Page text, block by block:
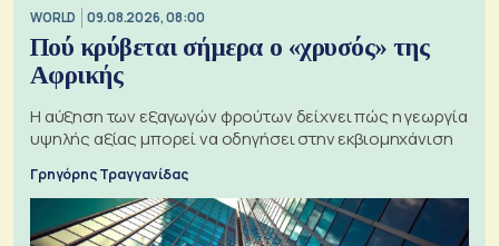
WORLD 09.08.2026, 08:00
Πού κρύβεται σήμερα ο «χρυσός» της
Αφρικής
Η αύξηση των εξαγωγών φρούτων δείχνει πώς η γεωργία
υψηλής αξίας μπορεί να οδηγήσει στην εκβιομηχάνιση
Γρηγόρης Τραγγανίδας